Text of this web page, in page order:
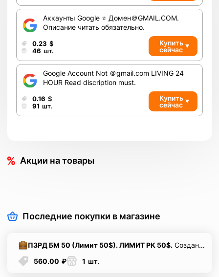
Аккаунты Google ⭐️ Домен＠GMAIL.COM.
Описание читать обязательно.
0.23 $
46 шт.
Купить
сейчас
Google Account Not ＠gmail.com LIVING 24
HOUR Read discription must.
0.16 $
91 шт.
Купить
сейчас
Акции на товары
Последние покупки в магазине
ПЗРД БМ 50 (Лимит 50$). ЛИМИТ РК 50$. Создано 3 РК.
560.00 ₽ 1 шт.